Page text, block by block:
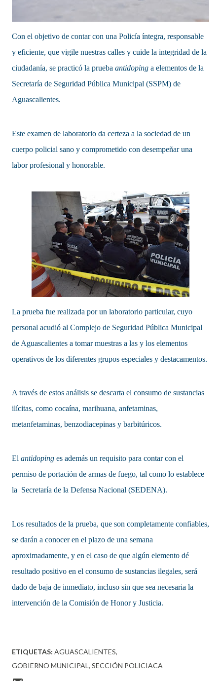
Con el objetivo de contar con una Policía íntegra, responsable
y eficiente, que vigile nuestras calles y cuide la integridad de la
ciudadanía, se practicó la prueba antidoping a elementos de la
Secretaría de Seguridad Pública Municipal (SSPM) de
Aguascalientes.
Este examen de laboratorio da certeza a la sociedad de un
cuerpo policial sano y comprometido con desempeñar una
labor profesional y honorable.
La prueba fue realizada por un laboratorio particular, cuyo
personal acudió al Complejo de Seguridad Pública Municipal
de Aguascalientes a tomar muestras a las y los elementos
operativos de los diferentes grupos especiales y destacamentos.
A través de estos análisis se descarta el consumo de sustancias
ilícitas, como cocaína, marihuana, anfetaminas,
metanfetaminas, benzodiacepinas y barbitúricos.
El antidoping es además un requisito para contar con el
permiso de portación de armas de fuego, tal como lo establece
la Secretaría de la Defensa Nacional (SEDENA).
Los resultados de la prueba, que son completamente confiables,
se darán a conocer en el plazo de una semana
aproximadamente, y en el caso de que algún elemento dé
resultado positivo en el consumo de sustancias ilegales, será
dado de baja de inmediato, incluso sin que sea necesaria la
intervención de la Comisión de Honor y Justicia.
ETIQUETAS: AGUASCALIENTES
GOBIERNO MUNICIPAL SECCIÓN POLICIACA